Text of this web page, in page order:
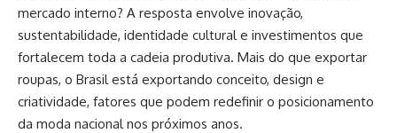
mercado interno? A resposta envolve inovação,
sustentabilidade, identidade cultural e investimentos que
fortalecem toda a cadeia produtiva. Mais do que exportar
roupas, o Brasil está exportando conceito, design e
criatividade, fatores que podem redefinir o posicionamento
da moda nacional nos próximos anos.